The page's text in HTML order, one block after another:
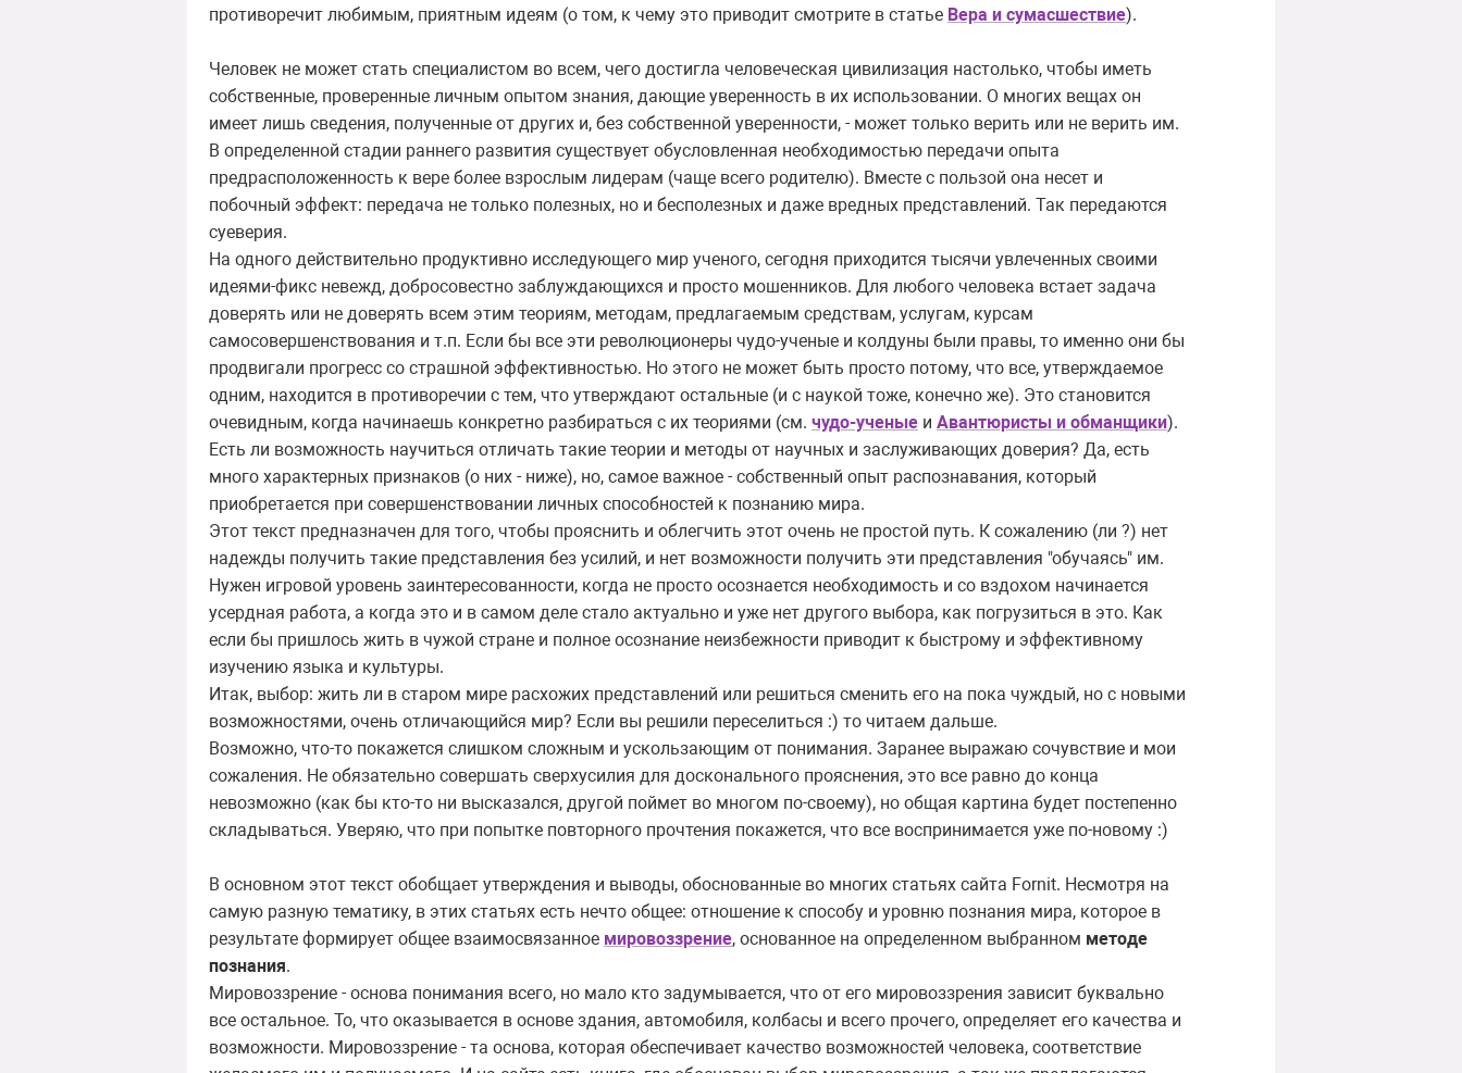
противоречит любимым, приятным идеям (о том, к чему это приводит смотрите в статье Вера и сумаcшествие).
Человек не может стать специалистом во всем, чего достигла человеческая цивилизация настолько, чтобы иметь
собственные, проверенные личным опытом знания, дающие уверенность в их использовании. О многих вещах он
имеет лишь сведения, полученные от других и, без собственной уверенности, - может только верить или не верить им.
В определенной стадии раннего развития существует обусловленная необходимостью передачи опыта
предрасположенность к вере более взрослым лидерам (чаще всего родителю). Вместе с пользой она несет и
побочный эффект: передача не только полезных, но и бесполезных и даже вредных представлений. Так передаются
суеверия.
На одного действительно продуктивно исследующего мир ученого, сегодня приходится тысячи увлеченных своими
идеями-фикс невежд, добросовестно заблуждающихся и просто мошенников. Для любого человека встает задача
доверять или не доверять всем этим теориям, методам, предлагаемым средствам, услугам, курсам
самосовершенствования и т.п. Если бы все эти революционеры чудо-ученые и колдуны были правы, то именно они бы
продвигали прогресс со страшной эффективностью. Но этого не может быть просто потому, что все, утверждаемое
одним, находится в противоречии с тем, что утверждают остальные (и с наукой тоже, конечно же). Это становится
очевидным, когда начинаешь конкретно разбираться с их теориями (см. чудо-ученые и Авантюристы и обманщики).
Есть ли возможность научиться отличать такие теории и методы от научных и заслуживающих доверия? Да, есть
много характерных признаков (о них - ниже), но, самое важное - собственный опыт распознавания, который
приобретается при совершенствовании личных способностей к познанию мира.
Этот текст предназначен для того, чтобы прояснить и облегчить этот очень не простой путь. К сожалению (ли ?) нет
надежды получить такие представления без усилий, и нет возможности получить эти представления "обучаясь" им.
Нужен игровой уровень заинтересованности, когда не просто осознается необходимость и со вздохом начинается
усердная работа, а когда это и в самом деле стало актуально и уже нет другого выбора, как погрузиться в это. Как
если бы пришлось жить в чужой стране и полное осознание неизбежности приводит к быстрому и эффективному
изучению языка и культуры.
Итак, выбор: жить ли в старом мире расхожих представлений или решиться сменить его на пока чуждый, но с новыми
возможностями, очень отличающийся мир? Если вы решили переселиться :) то читаем дальше.
Возможно, что-то покажется слишком сложным и ускользающим от понимания. Заранее выражаю сочувствие и мои
сожаления. Не обязательно совершать сверхусилия для досконального прояснения, это все равно до конца
невозможно (как бы кто-то ни высказался, другой поймет во многом по-своему), но общая картина будет постепенно
складываться. Уверяю, что при попытке повторного прочтения покажется, что все воспринимается уже по-новому :)
В основном этот текст обобщает утверждения и выводы, обоснованные во многих статьях сайта Fornit. Несмотря на
самую разную тематику, в этих статьях есть нечто общее: отношение к способу и уровню познания мира, которое в
результате формирует общее взаимосвязанное мировоззрение, основанное на определенном выбранном методе
познания.
Мировоззрение - основа понимания всего, но мало кто задумывается, что от его мировоззрения зависит буквально
все остальное. То, что оказывается в основе здания, автомобиля, колбасы и всего прочего, определяет его качества и
возможности. Мировоззрение - та основа, которая обеспечивает качество возможностей человека, соответствие